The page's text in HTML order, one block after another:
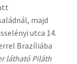
majd
utca 14.
Brazíliába
látható Piláth